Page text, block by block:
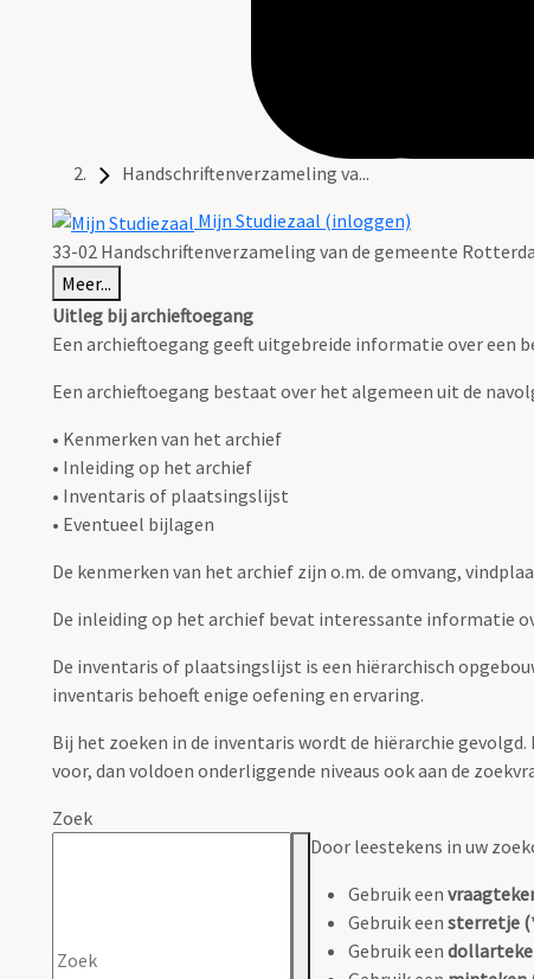
Handschriftenverzameling va...
Mijn Studiezaal (inloggen)
33-02 Handschriftenverzameling van de gemeente
Meer...
Uitleg bij archieftoegang
Een archieftoegang geeft uitgebreide informatie over een
Een archieftoegang bestaat over het algemeen uit de
• Kenmerken van het archief
• Inleiding op het archief
• Inventaris of plaatsingslijst
• Eventueel bijlagen
De kenmerken van het archief zijn o.m. de omvang,
De inleiding op het archief bevat interessante informatie
De inventaris of plaatsingslijst is een hiërarchisch
inventaris behoeft enige oefening en ervaring.
Bij het zoeken in de inventaris wordt de hiërarchie
voor, dan voldoen onderliggende niveaus ook aan de
Zoek
Door leestekens in uw
Gebruik een
Gebruik een sterretje
Gebruik een